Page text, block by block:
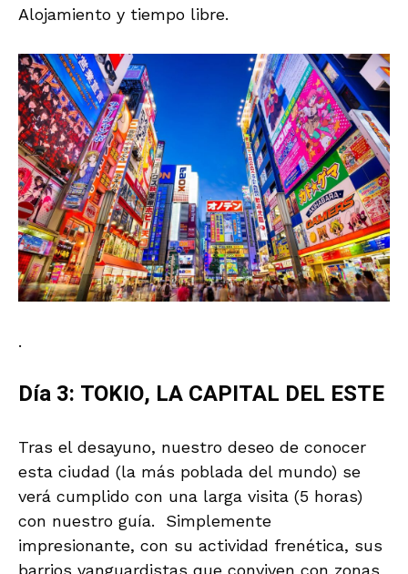
Alojamiento y tiempo libre.
.
Día 3: TOKIO, LA CAPITAL DEL ESTE
Tras el desayuno, nuestro deseo de conocer
esta ciudad (la más poblada del mundo) se
verá cumplido con una larga visita (5 horas)
con nuestro guía. Simplemente
impresionante, con su actividad frenética, sus
barrios vanguardistas que conviven con zonas